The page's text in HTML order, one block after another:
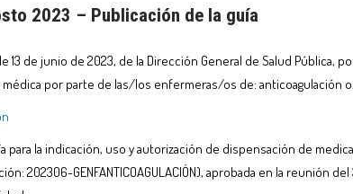
2023 – Publicación de la guía
13 de junio de 2023, de la Dirección General de Salud Pública,
por parte de las/los enfermeras/os de: anticoagulación
para la indicación, uso y autorización de dispensación de
202306-GENFANTICOAGULACIÓN), aprobada en la reunión